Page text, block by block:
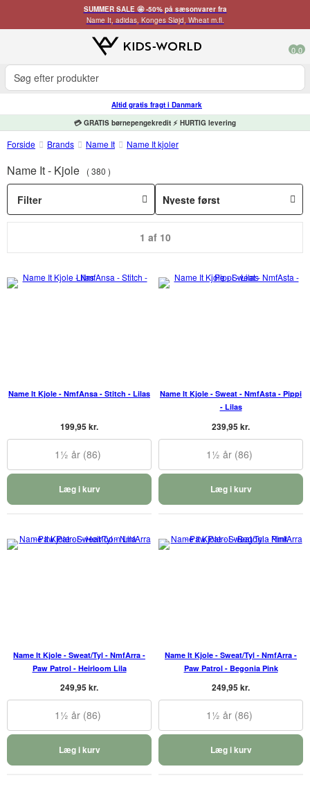
SUMMER SALE 🤩 -50% på sæsonvarer fra
Name It, adidas, Konges Sløjd, Wheat m.fl.
0 0
Altid gratis fragt i Danmark
💳 GRATIS børnepengekredit ⚡ HURTIG levering
Forside Brands Name It Name It kjoler
Name It - Kjole 380
Filter
1 af 10
Name It Kjole - NmfAnsa - Stitch - Lilas
199,95 kr.
1½ år (86)
Læg i kurv
Name It Kjole - Sweat - NmfAsta - Pippi
- Lilas
239,95 kr.
1½ år (86)
Læg i kurv
Name It Kjole - Sweat/Tyl - NmfArra -
Paw Patrol - Heirloom Lila
249,95 kr.
1½ år (86)
Læg i kurv
Name It Kjole - Sweat/Tyl - NmfArra -
Paw Patrol - Begonia Pink
249,95 kr.
1½ år (86)
Læg i kurv